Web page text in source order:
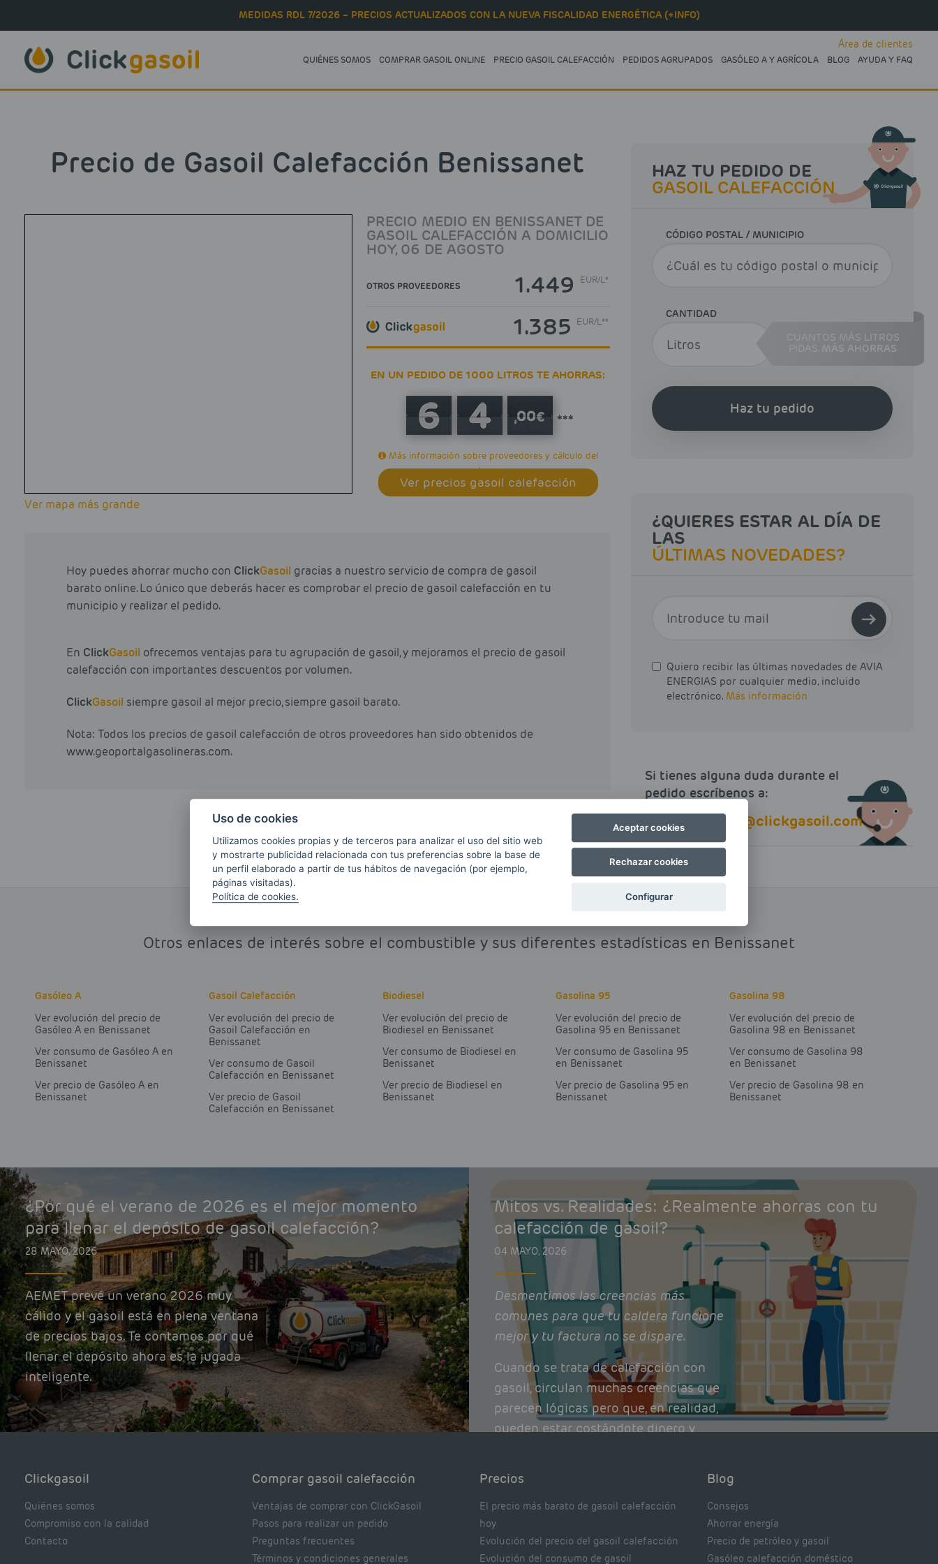
MEDIDAS RDL 7/2026 – PRECIOS ACTUALIZADOS CON LA NUEVA FISCALIDAD ENERGÉTICA (+INFO)
QUIÉNES SOMOS COMPRAR GASOIL ONLINE PRECIO GASOIL CALEFACCIÓN PEDIDOS AGRUPADOS GASÓLEO A Y AGRÍCOLA BLOG AYUDA Y FAQ
Área de clientes
Precio de Gasoil Calefacción Benissanet
Ver mapa más grande
PRECIO MEDIO EN BENISSANET DE
GASOIL CALEFACCIÓN A DOMICILIO
HOY, 06 DE AGOSTO
OTROS PROVEEDORES 1.449EUR/L*
1.385EUR/L**
EN UN PEDIDO DE 1000 LITROS TE AHORRAS:
***
Más información sobre proveedores y cálculo del
ahorro
Ver precios gasoil calefacción
Hoy puedes ahorrar mucho con ClickGasoil gracias a nuestro servicio de compra de gasoil
barato online. Lo único que deberás hacer es comprobar el precio de gasoil calefacción en tu
municipio y realizar el pedido.
En ClickGasoil ofrecemos ventajas para tu agrupación de gasoil, y mejoramos el precio de gasoil
calefacción con importantes descuentos por volumen.
ClickGasoil siempre gasoil al mejor precio, siempre gasoil barato.
Nota: Todos los precios de gasoil calefacción de otros proveedores han sido obtenidos de
www.geoportalgasolineras.com.
HAZ TU PEDIDO DE
GASOIL CALEFACCIÓN
CÓDIGO POSTAL / MUNICIPIO
CANTIDAD
CUANTOS MÁS LITROS
MÁS AHORRAS
Haz tu pedido
¿QUIERES ESTAR AL DÍA DE
LAS
ÚLTIMAS NOVEDADES?
Quiero recibir las últimas novedades de AVIA
ENERGIAS por cualquier medio, incluido
electrónico. Más información
Si tienes alguna duda durante el
pedido escríbenos a:
contacto@clickgasoil.com
Otros enlaces de interés sobre el combustible y sus diferentes estadísticas en Benissanet
Gasóleo A
Ver evolución del precio de
Gasóleo A en Benissanet
Ver consumo de Gasóleo A en
Benissanet
Ver precio de Gasóleo A en
Benissanet
Gasoil Calefacción
Ver evolución del precio de
Gasoil Calefacción en
Benissanet
Ver consumo de Gasoil
Calefacción en Benissanet
Ver precio de Gasoil
Calefacción en Benissanet
Biodiesel
Ver evolución del precio de
Biodiesel en Benissanet
Ver consumo de Biodiesel en
Benissanet
Ver precio de Biodiesel en
Benissanet
Gasolina 95
Ver evolución del precio de
Gasolina 95 en Benissanet
Ver consumo de Gasolina 95
en Benissanet
Ver precio de Gasolina 95 en
Benissanet
Gasolina 98
Ver evolución del precio de
Gasolina 98 en Benissanet
Ver consumo de Gasolina 98
en Benissanet
Ver precio de Gasolina 98 en
Benissanet
¿Por qué el verano de 2026 es el mejor momento
para llenar el depósito de gasoil calefacción?
28 MAYO, 2026
AEMET prevé un verano 2026 muy
cálido y el gasoil está en plena ventana
de precios bajos. Te contamos por qué
llenar el depósito ahora es la jugada
inteligente.
Mitos vs. Realidades: ¿Realmente ahorras con tu
calefacción de gasoil?
04 MAYO, 2026
Desmentimos las creencias más
comunes para que tu caldera funcione
mejor y tu factura no se dispare.
Cuando se trata de calefacción con
gasoil, circulan muchas creencias que
parecen lógicas pero que, en realidad,
pueden estar costándote dinero y
Clickgasoil
Quiénes somos
Compromiso con la calidad
Contacto
Comprar gasoil calefacción
Ventajas de comprar con ClickGasoil
Pasos para realizar un pedido
Preguntas frecuentes
Términos y condiciones generales
Precios
El precio más barato de gasoil calefacción
hoy
Evolución del precio del gasoil calefacción
Evolución del consumo de gasoil
Blog
Consejos
Ahorrar energía
Precio de petróleo y gasoil
Gasóleo calefacción doméstico
Uso de cookies
Utilizamos cookies propias y de terceros para analizar el uso del sitio web
y mostrarte publicidad relacionada con tus preferencias sobre la base de
un perfil elaborado a partir de tus hábitos de navegación (por ejemplo,
páginas visitadas).
Política de cookies.
Aceptar cookies
Rechazar cookies
Configurar